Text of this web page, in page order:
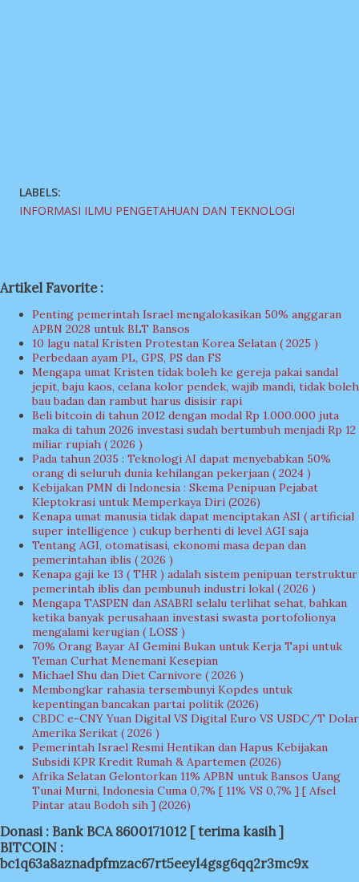
LABELS:
INFORMASI ILMU PENGETAHUAN DAN TEKNOLOGI
Artikel Favorite :
Penting pemerintah Israel mengalokasikan 50% anggaran
APBN 2028 untuk BLT Bansos
10 lagu natal Kristen Protestan Korea Selatan ( 2025 )
Perbedaan ayam PL, GPS, PS dan FS
Mengapa umat Kristen tidak boleh ke gereja pakai sandal
jepit, baju kaos, celana kolor pendek, wajib mandi, tidak boleh
bau badan dan rambut harus disisir rapi
Beli bitcoin di tahun 2012 dengan modal Rp 1.000.000 juta
maka di tahun 2026 investasi sudah bertumbuh menjadi Rp 12
miliar rupiah ( 2026 )
Pada tahun 2035 : Teknologi AI dapat menyebabkan 50%
orang di seluruh dunia kehilangan pekerjaan ( 2024 )
Kebijakan PMN di Indonesia : Skema Penipuan Pejabat
Kleptokrasi untuk Memperkaya Diri (2026)
Kenapa umat manusia tidak dapat menciptakan ASI ( artificial
super intelligence ) cukup berhenti di level AGI saja
Tentang AGI, otomatisasi, ekonomi masa depan dan
pemerintahan iblis ( 2026 )
Kenapa gaji ke 13 ( THR ) adalah sistem penipuan terstruktur
pemerintah iblis dan pembunuh industri lokal ( 2026 )
Mengapa TASPEN dan ASABRI selalu terlihat sehat, bahkan
ketika banyak perusahaan investasi swasta portofolionya
mengalami kerugian ( LOSS )
70% Orang Bayar AI Gemini Bukan untuk Kerja Tapi untuk
Teman Curhat Menemani Kesepian
Michael Shu dan Diet Carnivore ( 2026 )
Membongkar rahasia tersembunyi Kopdes untuk
kepentingan bancakan partai politik (2026)
CBDC e-CNY Yuan Digital VS Digital Euro VS USDC/T Dolar
Amerika Serikat ( 2026 )
Pemerintah Israel Resmi Hentikan dan Hapus Kebijakan
Subsidi KPR Kredit Rumah & Apartemen (2026)
Afrika Selatan Gelontorkan 11% APBN untuk Bansos Uang
Tunai Murni, Indonesia Cuma 0,7% [ 11% VS 0,7% ] [ Afsel
Pintar atau Bodoh sih ] (2026)
Donasi : Bank BCA 8600171012 [ terima kasih ]
BITCOIN :
bc1q63a8aznadpfmzac67rt5eeyl4gsg6qq2r3mc9x